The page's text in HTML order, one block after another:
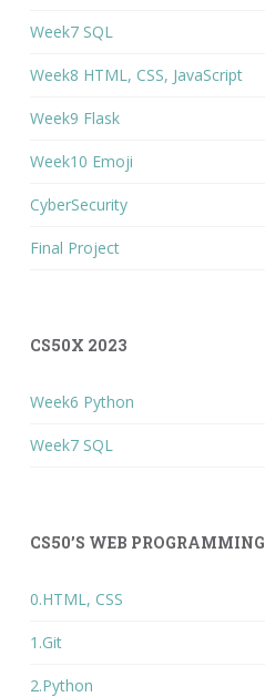
Week7 SQL
Week8 HTML, CSS, JavaScript
Week9 Flask
Week10 Emoji
CyberSecurity
Final Project
CS50X 2023
Week6 Python
Week7 SQL
CS50’S WEB PROGRAMMING
0.HTML, CSS
1.Git
2.Python